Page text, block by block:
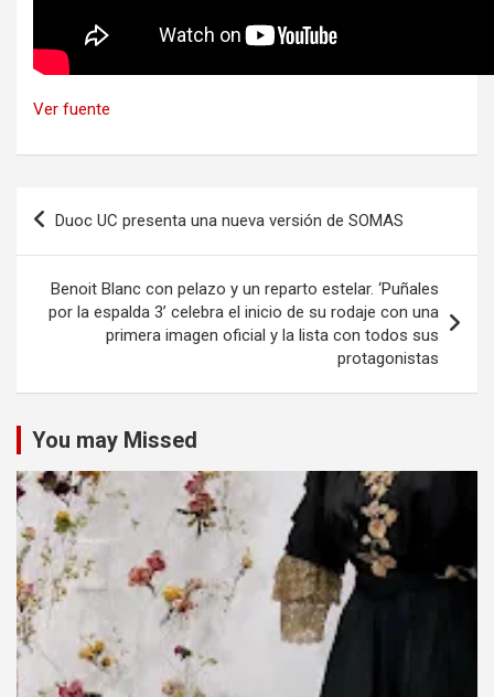
Ver fuente
Navegación
Duoc UC presenta una nueva versión de SOMAS
Benoit Blanc con pelazo y un reparto estelar. ‘Puñales
por la espalda 3’ celebra el inicio de su rodaje con una
primera imagen oficial y la lista con todos sus
protagonistas
You may Missed